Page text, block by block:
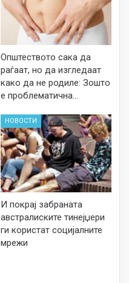
Општеството сака да
раѓаат, но да изгледаат
како да не родиле: Зошто
е проблематична…
НОВОСТИ
И покрај забраната
австралиските тинејџери
ги користат социјалните
мрежи